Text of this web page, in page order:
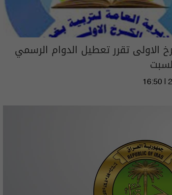
الاولى تقرر تعطيل الدوام الرسمي
16:50 |